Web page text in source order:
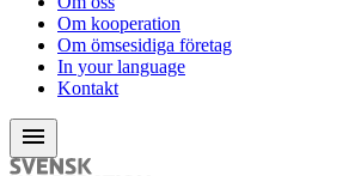
Om kooperation
Om ömsesidiga företag
In your language
Kontakt
menu